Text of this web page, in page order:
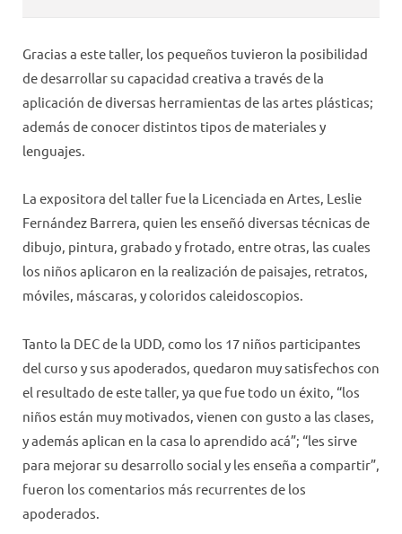
Gracias a este taller, los pequeños tuvieron la posibilidad
de desarrollar su capacidad creativa a través de la
aplicación de diversas herramientas de las artes plásticas;
además de conocer distintos tipos de materiales y
lenguajes.
La expositora del taller fue la Licenciada en Artes, Leslie
Fernández Barrera, quien les enseñó diversas técnicas de
dibujo, pintura, grabado y frotado, entre otras, las cuales
los niños aplicaron en la realización de paisajes, retratos,
móviles, máscaras, y coloridos caleidoscopios.
Tanto la DEC de la UDD, como los 17 niños participantes
del curso y sus apoderados, quedaron muy satisfechos con
el resultado de este taller, ya que fue todo un éxito, “los
niños están muy motivados, vienen con gusto a las clases,
y además aplican en la casa lo aprendido acá”; “les sirve
para mejorar su desarrollo social y les enseña a compartir”,
fueron los comentarios más recurrentes de los
apoderados.